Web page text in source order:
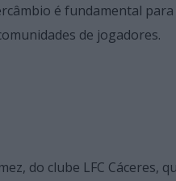
é fundamental
de jogadores.
do clube LFC Cáceres,